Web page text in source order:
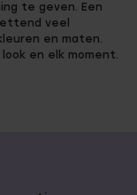
te geven. Een
veel
en maten.
en elk moment.